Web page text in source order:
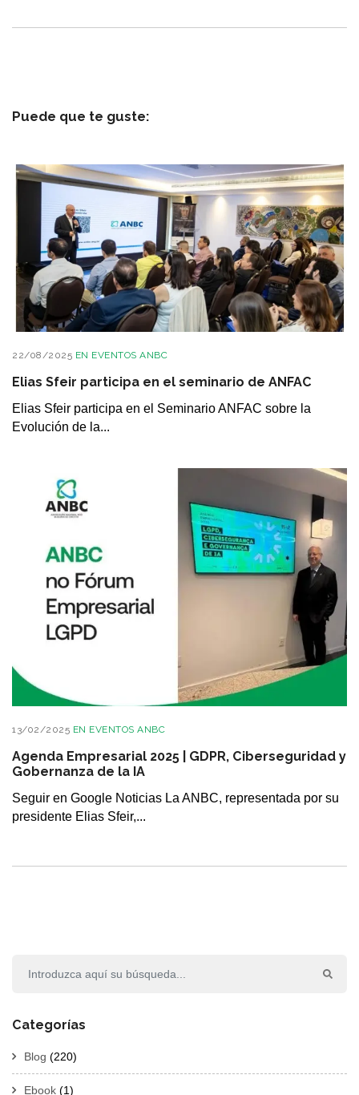
Puede que te guste:
22/08/2025 EN EVENTOS ANBC
Elias Sfeir participa en el seminario de ANFAC
Elias Sfeir participa en el Seminario ANFAC sobre la
Evolución de la...
13/02/2025 EN EVENTOS ANBC
Agenda Empresarial 2025 | GDPR, Ciberseguridad y
Gobernanza de la IA
Seguir en Google Noticias La ANBC, representada por su
presidente Elias Sfeir,...
Categorías
Blog (220)
Ebook (1)